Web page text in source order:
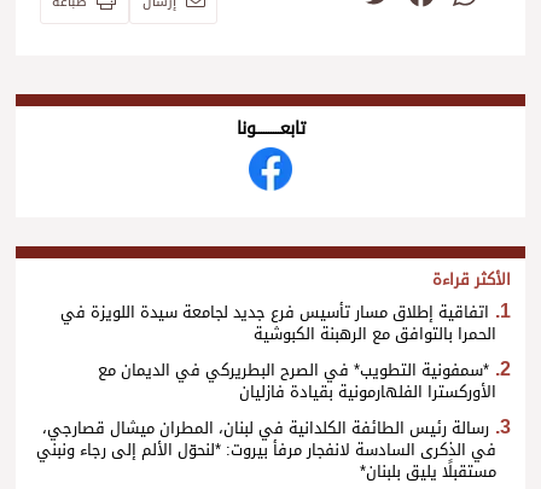
تابعــــــــــونا
الأكثر قراءة
اتفاقية إطلاق مسار تأسيس فرع جديد لجامعة سيدة اللويزة في
الحمرا بالتوافق مع الرهبنة الكبوشية
*سمفونية التطويب* في الصرح البطريركي في الديمان مع
الأوركسترا الفلهارمونية بقيادة فازليان
رسالة رئيس الطائفة الكلدانية في لبنان، المطران ميشال قصارجي،
في الذكرى السادسة لانفجار مرفأ بيروت: *لنحوّل الألم إلى رجاء ونبني
مستقبلًا يليق بلبنان*